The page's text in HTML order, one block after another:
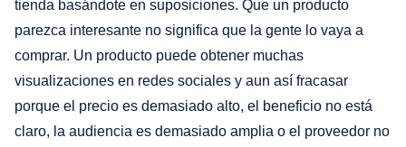
tienda basándote en suposiciones. Que un producto
parezca interesante no significa que la gente lo vaya a
comprar. Un producto puede obtener muchas
visualizaciones en redes sociales y aun así fracasar
porque el precio es demasiado alto, el beneficio no está
claro, la audiencia es demasiado amplia o el proveedor no